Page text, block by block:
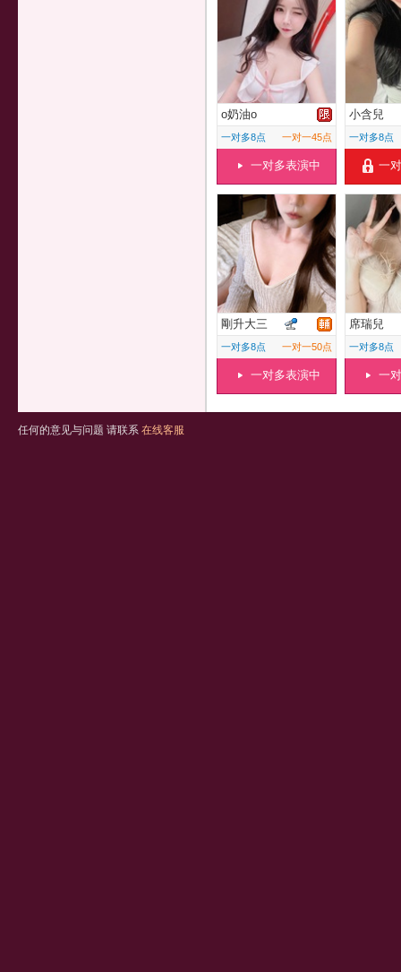
o奶油o
一对多8点 一对一45点
一对多表演中
小含兒
一对多8点
一
剛升大三
一对多8点 一对一50点
一对多表演中
席瑞兒
一对多8点
一
任何的意见与问题 请联系 在线客服